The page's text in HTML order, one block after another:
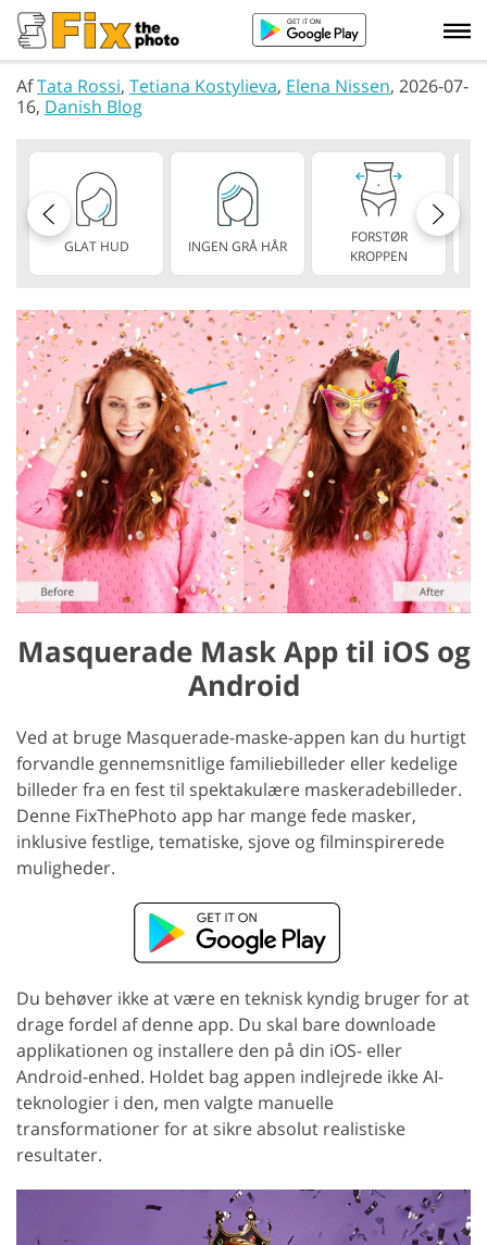
AfTata Rossi, Tetiana Kostylieva, Elena Nissen, 2026-07-
16, Danish Blog
GLAT HUD INGEN GRÅ HÅR
FORSTØR
KROPPEN
Masquerade Mask App til iOS og
Android
Ved at bruge Masquerade-maske-appen kan du hurtigt
forvandle gennemsnitlige familiebilleder eller kedelige
billeder fra en fest til spektakulære maskeradebilleder.
Denne FixThePhoto app har mange fede masker,
inklusive festlige, tematiske, sjove og filminspirerede
muligheder.
Du behøver ikke at være en teknisk kyndig bruger for at
drage fordel af denne app. Du skal bare downloade
applikationen og installere den på din iOS- eller
Android-enhed. Holdet bag appen indlejrede ikke AI-
teknologier i den, men valgte manuelle
transformationer for at sikre absolut realistiske
resultater.